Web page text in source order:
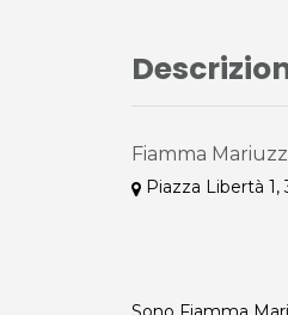
Fiamma
Piazza Libertà